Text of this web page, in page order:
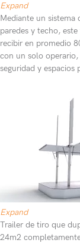
Expand
Mediante un sistema
paredes y techo,
recibir en promedio
con un solo
seguridad y espacios
Expand
Trailer de tiro que
24m2